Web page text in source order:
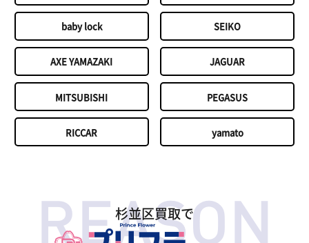
baby lock SEIKO
AXE YAMAZAKI JAGUAR
MITSUBISHI PEGASUS
RICCAR yamato
杉並区買取で